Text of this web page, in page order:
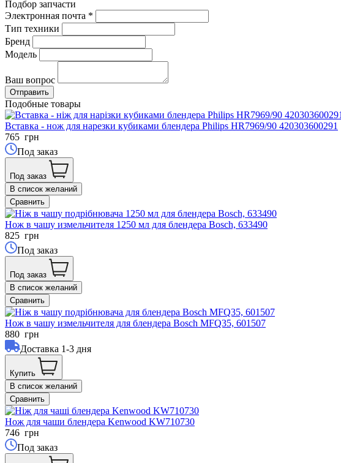
Подбор запчасти
Электронная почта *
Тип техники
Бренд
Модель
Ваш вопрос
Подобные товары
Вставка - нож для нарезки кубиками блендера Philips HR7969/90 420303600291
765 грн
Под заказ
Под заказ
В список желаний
Сравнить
Нож в чашу измельчителя 1250 мл для блендера Bosch, 633490
825 грн
Под заказ
Под заказ
В список желаний
Сравнить
Нож в чашу измельчителя для блендера Bosch MFQ35, 601507
880 грн
Доставка 1-3 дня
Купить
В список желаний
Сравнить
Нож для чаши блендера Kenwood KW710730
746 грн
Под заказ